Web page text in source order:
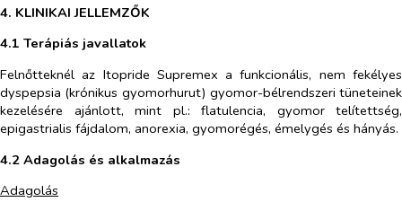
4. KLINIKAI JELLEMZŐK
4.1 Terápiás javallatok
Felnőtteknél az Itopride Supremex a funkcionális, nem fekélyes
dyspepsia (krónikus gyomorhurut) gyomor-bélrendszeri tüneteinek
kezelésére ajánlott, mint pl.: flatulencia, gyomor telítettség,
epigastrialis fájdalom, anorexia, gyomorégés, émelygés és hányás.
4.2 Adagolás és alkalmazás
Adagolás